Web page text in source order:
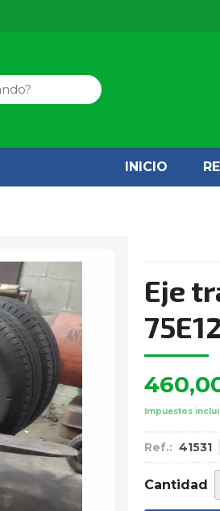
INICIO
Eje
Impuestos
Ref.: 41531
Cantidad